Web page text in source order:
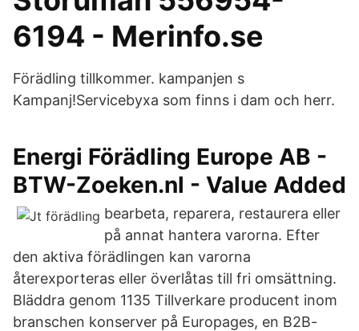
6194 - Merinfo.se
Förädling tillkommer. kampanjen s
Kampanj!Servicebyxa som finns i dam och herr.
Energi Förädling Europe AB -
BTW-Zoeken.nl - Value Added
bearbeta, reparera, restaurera eller
på annat hantera varorna. Efter
den aktiva förädlingen kan varorna
återexporteras eller överlåtas till fri omsättning.
Bläddra genom 1135 Tillverkare producent inom
branschen konserver på Europages, en B2B-